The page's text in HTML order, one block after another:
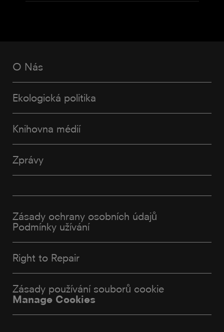
O Nás
Ekologická politika
Knihovna médií
Zprávy
Zásady ochrany osobních údajů
Podmínky užívání
Right to Repair
Zásady používání souborů cookie
Manage Cookies